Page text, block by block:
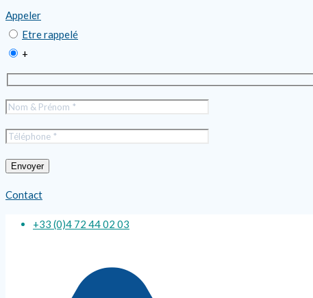
Appeler
Etre rappelé
+
Contact
+33 (0)4 72 44 02 03